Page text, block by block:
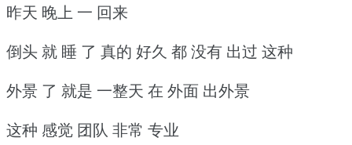
昨天 晚上 一 回来
倒头 就 睡 了 真的 好久 都 没有 出过 这种
外景 了 就是 一整天 在 外面 出外景
这种 感觉 团队 非常 专业